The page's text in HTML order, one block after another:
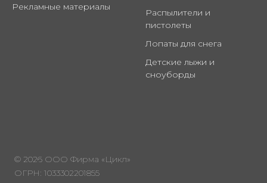
Рекламные материалы
Распылители и
пистолеты
Лопаты для снега
Детские лыжи и
сноуборды
© 2026 ООО Фирма «Цикл»
ОГРН: 1033302201855